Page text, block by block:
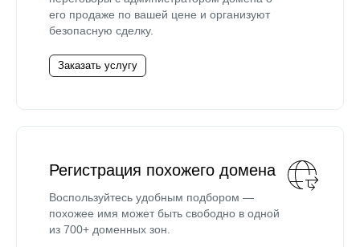
его продаже по вашей цене и организуют
безопасную сделку.
Заказать услугу
Регистрация похожего домена
Воспользуйтесь удобным подбором —
похожее имя может быть свободно в одной
из 700+ доменных зон.